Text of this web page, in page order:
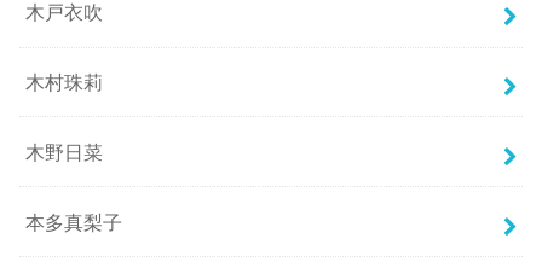
木戸衣吹
木村珠莉
木野日菜
本多真梨子